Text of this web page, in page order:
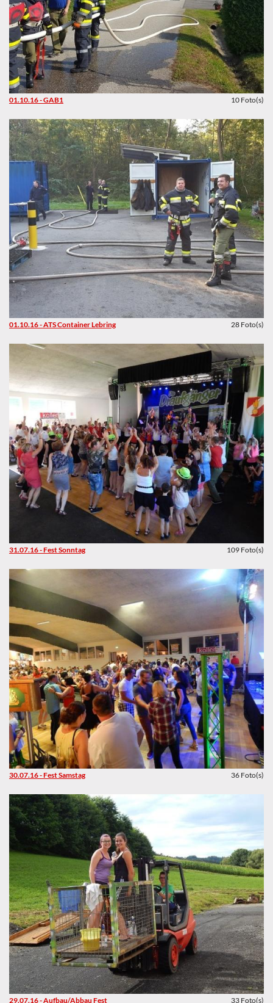
01.10.16 - GAB1 10 Foto(s)
01.10.16 - ATS Container Lebring 28 Foto(s)
31.07.16 - Fest Sonntag 109 Foto(s)
30.07.16 - Fest Samstag 36 Foto(s)
29.07.16 - Aufbau/Abbau Fest 33 Foto(s)